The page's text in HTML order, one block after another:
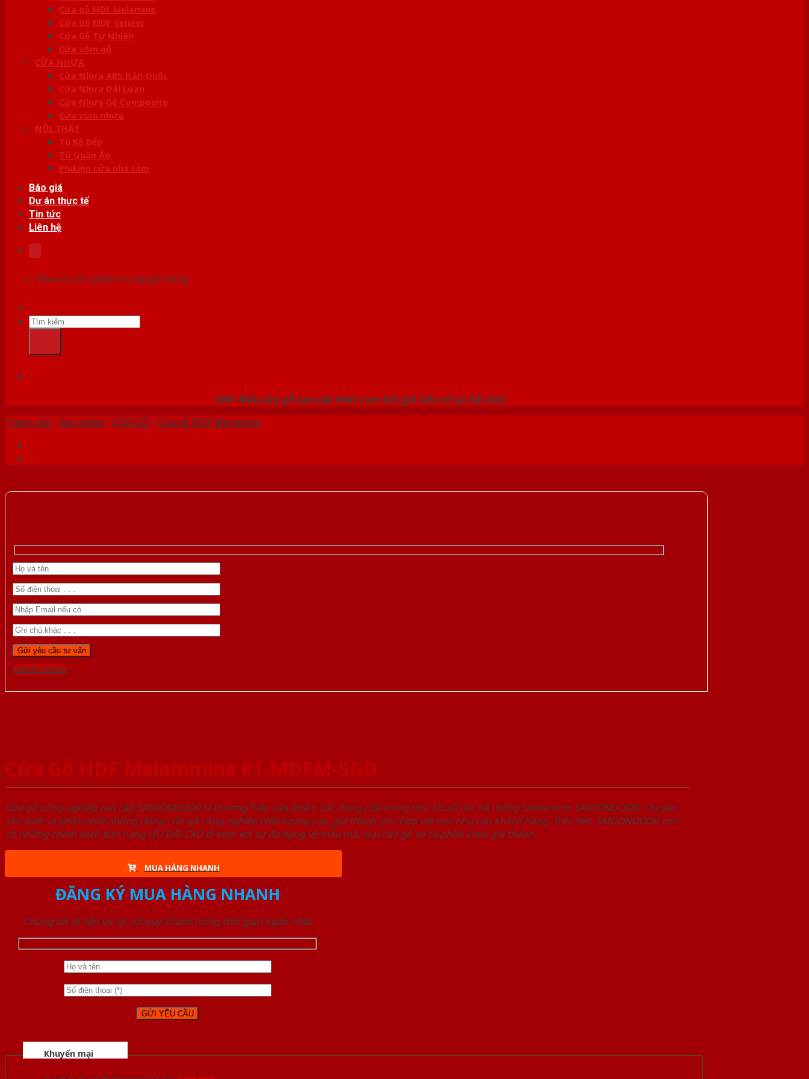
Cửa gỗ MDF Melamine
Cửa Gỗ MDF Veneer
Cửa Gỗ Tự Nhiên
Cửa vòm gỗ
CỬA NHỰA
Cửa Nhựa ABS Hàn Quốc
Cửa Nhựa Đài Loan
Cửa Nhựa Gỗ Composite
Cửa vòm nhựa
NỘI THẤT
Tủ Kệ Bếp
Tủ Quần Áo
Phụ kiện cửa nhà tắm
Báo giá
Dự án thực tế
Tin tức
Liên hệ
Chưa có sản phẩm trong giỏ hàng.
Tìm
kiếm:
100+ Mẫu cửa gỗ cao cấp nhất cam kết giá siêu rẻ tại Sài Gòn
Trang chủ /Sản phẩm /CỬA GỖ /Cửa gỗ MDF Melamine
Gọi 0976.169.864
Cửa Gỗ HDF Melammine P1-MDFM-SGD
Cửa gỗ công nghiệp cao cấp SAIGONDOOR là thương hiệu sản phẩm các dòng cửa trong một chuỗi các hệ thống Showroom SAIGONDOOR. Chuyên
sản xuất và phân phối những dòng cửa gỗ công nghiệp chất lượng cao, giá thành phù hợp với mọi nhu cầu khách hàng. Trên hết, SAIGONDOOR còn
có những chính sách bán hàng ƯU ĐÃI CAO đi kèm với sự đa dạng về mẫu mã, loại cửa gỗ và cả phân khúc giá thành.
MUA HÀNG NHANH
ĐĂNG KÝ MUA HÀNG NHANH
Chúng tôi sẽ liên lạc lại với quý khách trong thời gian ngắn nhất
Khuyến mại